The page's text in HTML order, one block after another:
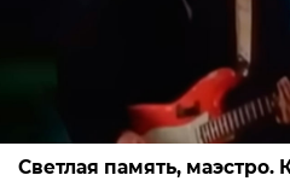
Светлая память, маэстро.